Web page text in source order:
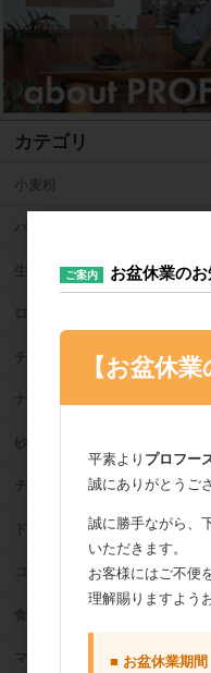
カテゴリ
小麦粉
バター
生クリーム
ロングライフ牛乳
チーズ
ナッツ
砂糖
チョコレート
ドライフルーツ
ココア
食用油
マーガリン
ご案内 お盆休業の
【お盆休
平素より プロフー
誠にありがとうご
誠に勝手ながら、
いただきます。
お客様にはご不便
理解賜りますよう
■ お盆休業期間